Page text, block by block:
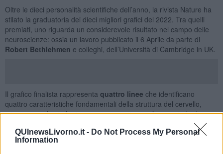
QUInewsLivorno.it - Do Not Process My Personal
Information
Oltre le dieci personalità scientifiche dell’anno, la rivista Nature ha
stilato la graduatoria dei dieci migliori grafici del 2022. Tra quelli
premiati, uno riguarda un considerevole risultato nel campo delle
neuroscienze: ossia un lavoro pubblicato il 6 Aprile da parte di
Robert Bethlehmen e colleghi, dell’Università di Cambridge in UK.
Il grafico finalista rappresenta quattro linee che identificano
quattro caratteristiche fondamentali della struttura del cervello,
misurate mediante la risonanza magnetica, cioè un metodo di
neuroimmagine basato sulla risonanza dei nuclei dell’idrogeno
indotta da un forte campo magnetico.